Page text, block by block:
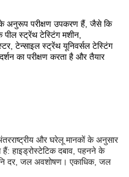
के अनुरूप परीक्षण उपकरण हैं, जैसे कि
पील स्ट्रेंथ टेस्टिंग मशीन,
टेन्साइल स्ट्रेंथ यूनिवर्सल टेस्टिंग
का परीक्षण करता है और तैयार
और घरेलू मानकों के अनुसार
हैं: हाइड्रोस्टेटिक दबाव, पहनने के
दर, जल अवशोषण। एकाधिक, जल